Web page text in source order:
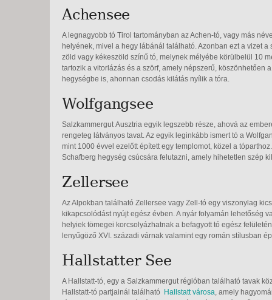
Achensee
A legnagyobb tó Tirol tartományban az Achen-tó, vagy más
helyének, mivel a hegy lábánál található. Azonban ezt a vizet
zöld vagy kékeszöld színű tó, melynek mélyébe körülbelül 10
tartozik a vitorlázás és a szörf, amely népszerű,
hegységbe is, ahonnan csodás kilátás nyílik a tóra.
Wolfgangsee
Salzkammergut Ausztria egyik legszebb része, ahová az
rengeteg látványos tavat. Az egyik leginkább ismert tó a
mint 1000 évvel ezelőtt épített egy templomot, közel a
Schafberg hegység csúcsára felutazni, amely hihetetlen szép
Zellersee
Az Alpokban található Zellersee vagy Zell-tó egy viszonylag
kikapcsolódást nyújt egész évben. A nyár folyamán lehetőség
helyiek tömegei korcsolyázhatnak a befagyott tó egész
lenyűgöző XVI. századi várnak valamint egy román stílusban
Hallstatter See
A Hallstatt-tó, egy a Salzkammergut régióban található tavak
Hallstatt-tó partjainál található
Hallstatt városa, amely